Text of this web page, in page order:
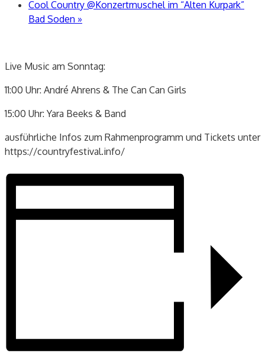
Cool Country @Konzertmuschel im “Alten Kurpark”
Bad Soden »
Live Music am Sonntag:
11:00 Uhr: André Ahrens & The Can Can Girls
15:00 Uhr: Yara Beeks & Band
ausführliche Infos zum Rahmenprogramm und Tickets unter
https://countryfestival.info/